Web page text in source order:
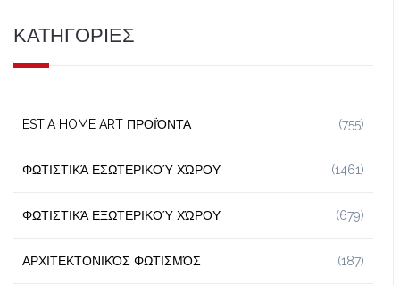
ΚΑΤΗΓΟΡΙΕΣ
ESTIA HOME ART ΠΡΟΪΌΝΤΑ (755)
ΦΩΤΙΣΤΙΚΆ ΕΣΩΤΕΡΙΚΟΎ ΧΏΡΟΥ (1461)
ΦΩΤΙΣΤΙΚΆ ΕΞΩΤΕΡΙΚΟΎ ΧΏΡΟΥ (679)
ΑΡΧΙΤΕΚΤΟΝΙΚΌΣ ΦΩΤΙΣΜΌΣ (187)